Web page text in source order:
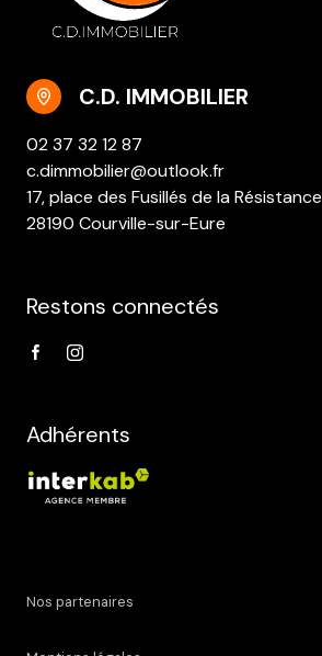
C.D. IMMOBILIER
02 37 32 12 87
c.dimmobilier@outlook.fr
17, place des Fusillés de la Résistance
28190 Courville-sur-Eure
Restons connectés
Adhérents
Nos partenaires